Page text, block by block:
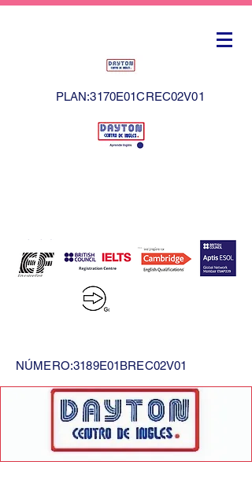
PLAN:3170E01CREC02V01
NÚMERO:3189E01BREC02V01